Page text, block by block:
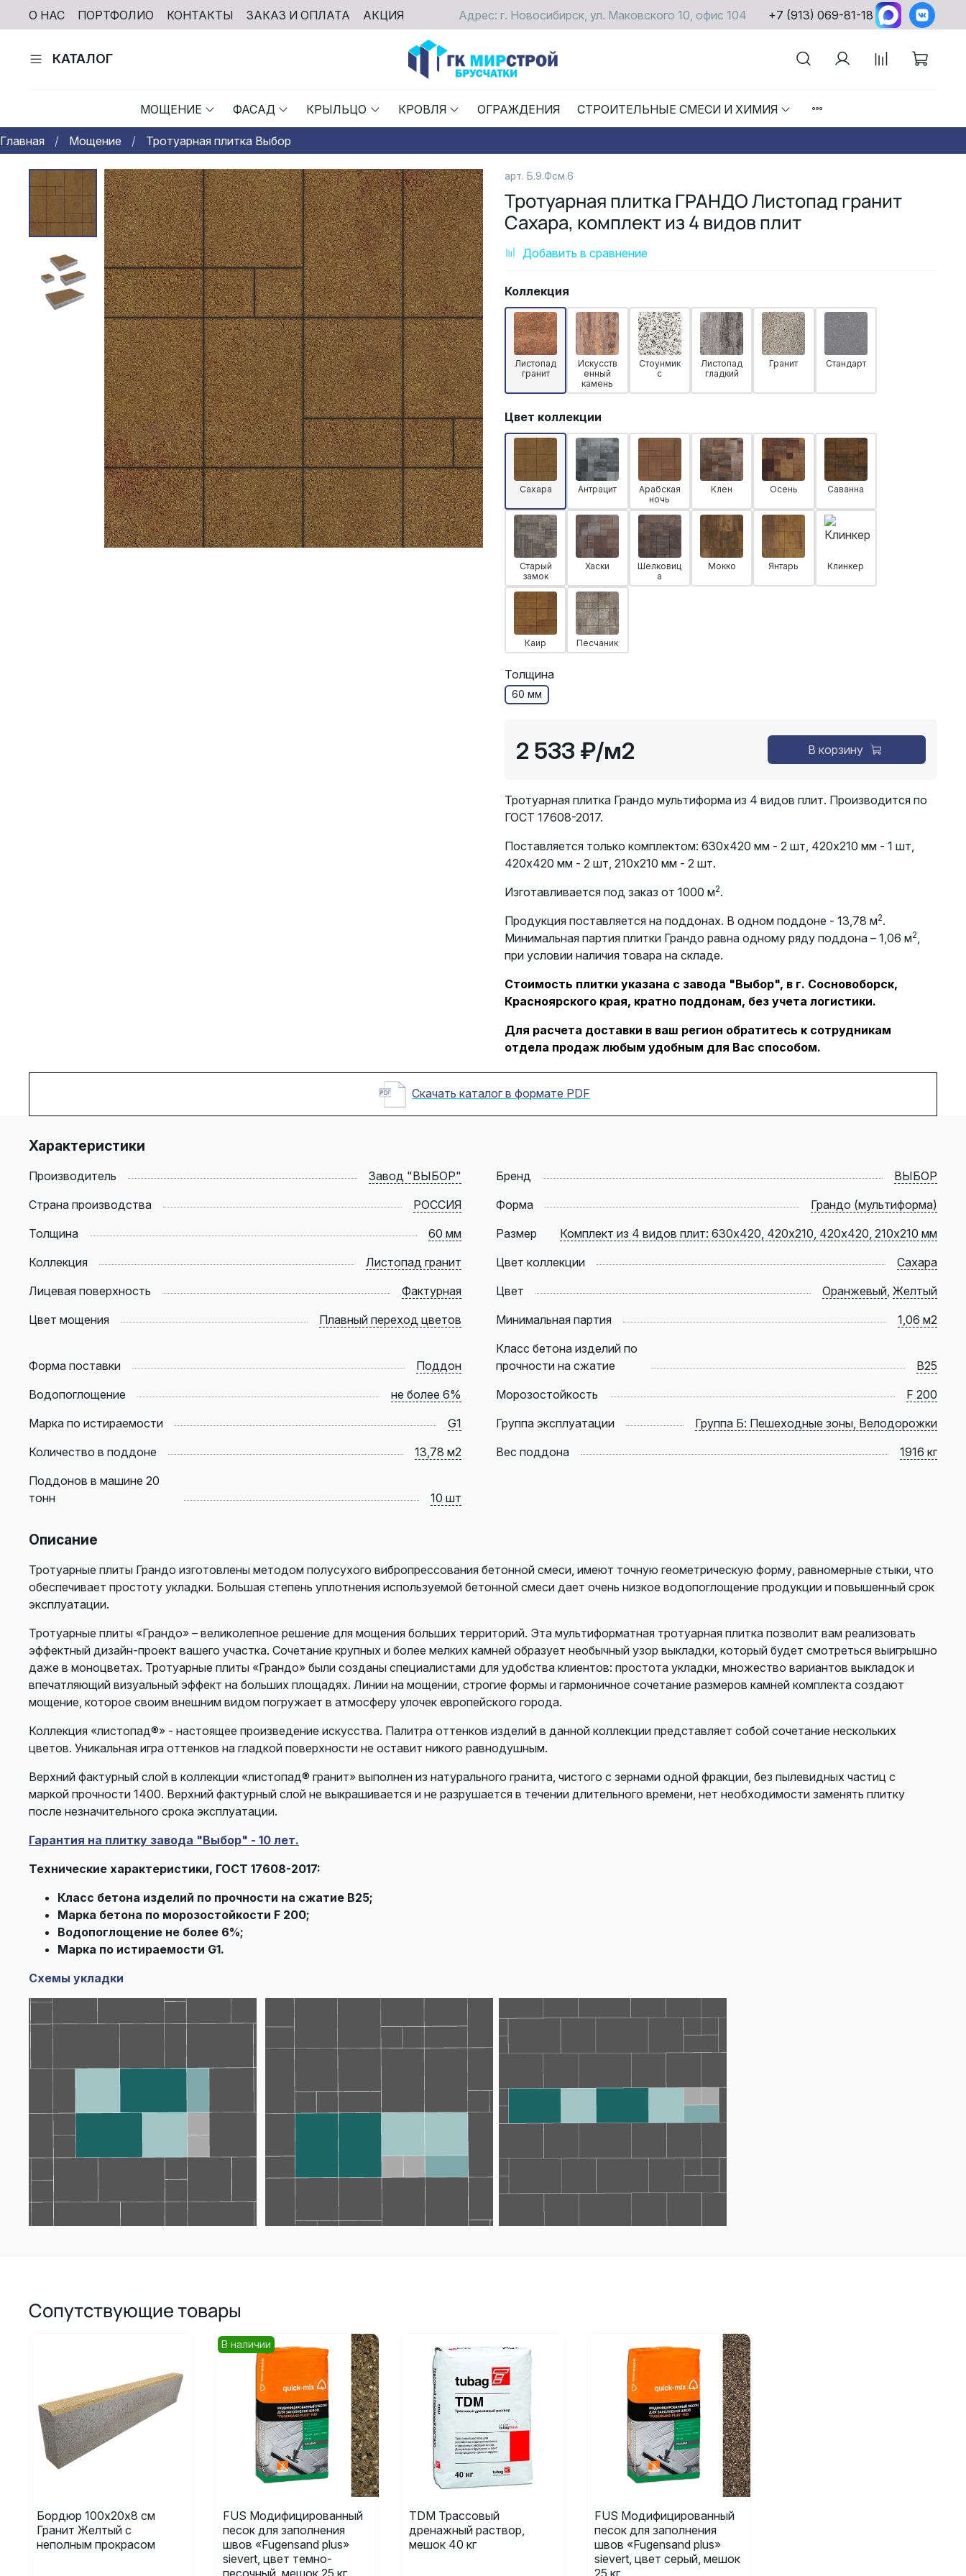
О НАС ПОРТФОЛИО КОНТАКТЫ ЗАКАЗ И ОПЛАТА АКЦИЯ Адрес: г. Новосибирск, ул. Маковского 10, офис 104 +7 (913) 069-81-18
КАТАЛОГ
МОЩЕНИЕ ФАСАД КРЫЛЬЦО КРОВЛЯ ОГРАЖДЕНИЯ СТРОИТЕЛЬНЫЕ СМЕСИ И ХИМИЯ
Главная Мощение Тротуарная плитка Выбор
арт. Б.9.Фсм.6
Тротуарная плитка ГРАНДО Листопад гранит
Сахара, комплект из 4 видов плит
Добавить в сравнение
Коллекция
Листопад
гранит
Искусств
енный
камень
Стоунмик
с
Листопад
гладкий
Гранит Стандарт
Цвет коллекции
Сахара Антрацит
Арабская
ночь
Клен Осень Саванна
Старый
замок
Хаски
Шелковиц
а
Мокко Янтарь Клинкер
Каир Песчаник
Толщина
60 мм
2 533 ₽/м2 В корзину
Тротуарная плитка Грандо мультиформа из 4 видов плит. Производится по
ГОСТ 17608-2017.
Поставляется только комплектом: 630х420 мм - 2 шт, 420х210 мм - 1 шт,
420х420 мм - 2 шт, 210х210 мм - 2 шт.
Изготавливается под заказ от 1000 м2.
Продукция поставляется на поддонах. В одном поддоне - 13,78 м2.
Минимальная партия плитки Грандо равна одному ряду поддона – 1,06 м2,
при условии наличия товара на складе.
Стоимость плитки указана с завода "Выбор", в г. Сосновоборск,
Красноярского края, кратно поддонам, без учета логистики.
Для расчета доставки в ваш регион обратитесь к сотрудникам
отдела продаж любым удобным для Вас способом.
Скачать каталог в формате PDF
Характеристики
Производитель Завод "ВЫБОР" Бренд
ВЫБОР
Страна производства
РОССИЯ Форма
Грандо (мультиформа)
Толщина
60 мм Размер
Комплект из 4 видов плит: 630х420, 420х210, 420х420, 210х210 мм
Коллекция
Листопад гранит Цвет коллекции
Сахара
Лицевая поверхность
Фактурная Цвет Оранжевый Желтый
Цвет мощения
Плавный переход цветов Минимальная партия 1,06 м2
Форма поставки Поддон
Класс бетона изделий по
прочности на сжатие
B25
Водопоглощение
не более 6% Морозостойкость
F 200
Марка по истираемости
G1 Группа эксплуатации
Группа Б: Пешеходные зоны, Велодорожки
Количество в поддоне
13,78 м2 Вес поддона
1916 кг
Поддонов в машине 20
тонн
10 шт
Описание
Тротуарные плиты Грандо изготовлены методом полусухого вибропрессования бетонной смеси, имеют точную геометрическую форму, равномерные стыки, что
обеспечивает простоту укладки. Большая степень уплотнения используемой бетонной смеси дает очень низкое водопоглощение продукции и повышенный срок
эксплуатации.
Тротуарные плиты «Грандо» – великолепное решение для мощения больших территорий. Эта мультиформатная тротуарная плитка позволит вам реализовать
эффектный дизайн-проект вашего участка. Сочетание крупных и более мелких камней образует необычный узор выкладки, который будет смотреться выигрышно
даже в моноцветах. Тротуарные плиты «Грандо» были созданы специалистами для удобства клиентов: простота укладки, множество вариантов выкладок и
впечатляющий визуальный эффект на больших площадях. Линии на мощении, строгие формы и гармоничное сочетание размеров камней комплекта создают
мощение, которое своим внешним видом погружает в атмосферу улочек европейского города.
Коллекция «листопад®» - настоящее произведение искусства. Палитра оттенков изделий в данной коллекции представляет собой сочетание нескольких
цветов. Уникальная игра оттенков на гладкой поверхности не оставит никого равнодушным.
Верхний фактурный слой в коллекции «листопад® гранит» выполнен из натурального гранита, чистого с зернами одной фракции, без пылевидных частиц с
маркой прочности 1400. Верхний фактурный слой не выкрашивается и не разрушается в течении длительного времени, нет необходимости заменять плитку
после незначительного срока эксплуатации.
Гарантия на плитку завода "Выбор" - 10 лет.
Технические характеристики, ГОСТ 17608-2017:
Класс бетона изделий по прочности на сжатие В25;
Марка бетона по морозостойкости F 200;
Водопоглощение не более 6%;
Марка по истираемости G1.
Схемы укладки
Сопутствующие товары
Бордюр 100х20х8 см
Гранит Желтый с
неполным прокрасом
В наличии
FUS Модифицированный
песок для заполнения
швов «Fugensand plus»
sievert, цвет темно-
песочный, мешок 25 кг
TDM Трассовый
дренажный раствор,
мешок 40 кг
FUS Модифицированный
песок для заполнения
швов «Fugensand plus»
sievert, цвет серый, мешок
25 кг